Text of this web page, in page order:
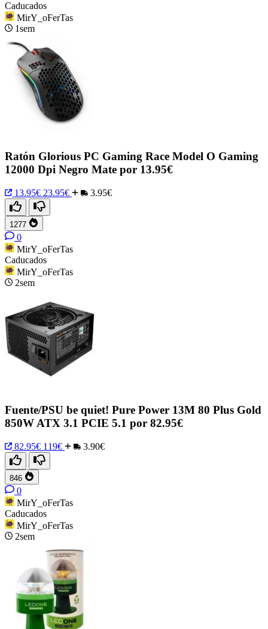
Caducados
MirY_oFerTas
1sem
Ratón Glorious PC Gaming Race Model O Gaming
12000 Dpi Negro Mate por 13.95€
13.95€ 23.95€ 3.95€
1277
0
MirY_oFerTas
Caducados
MirY_oFerTas
2sem
Fuente/PSU be quiet! Pure Power 13M 80 Plus Gold
850W ATX 3.1 PCIE 5.1 por 82.95€
82.95€ 119€ 3.90€
846
0
MirY_oFerTas
Caducados
MirY_oFerTas
2sem